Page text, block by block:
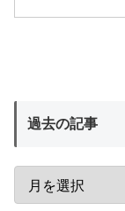
過去の記事